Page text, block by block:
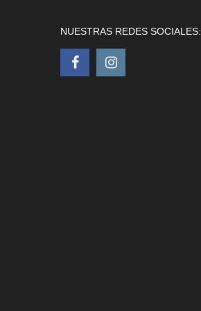
NUESTRAS REDES SOCIALES: